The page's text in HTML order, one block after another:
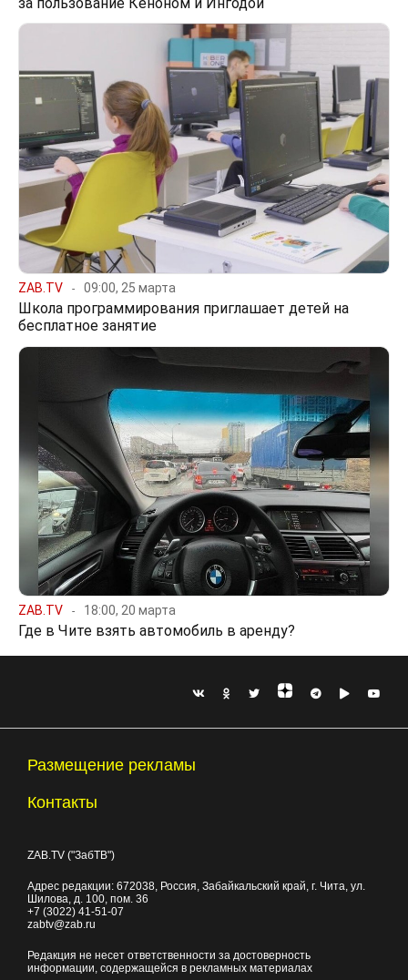
ZAB.TV 09:00, 25 марта
Школа программирования приглашает детей на
бесплатное занятие
ZAB.TV 18:00, 20 марта
Где в Чите взять автомобиль в аренду?
Размещение рекламы
Контакты
ZAB.TV ("ЗабТВ")
Адрес редакции: 672038, Россия, Забайкальский край, г. Чита, ул.
Шилова, д. 100, пом. 36
+7 (3022) 41-51-07
zabtv@zab.ru
Редакция не несет ответственности за достоверность
информации, содержащейся в рекламных материалах